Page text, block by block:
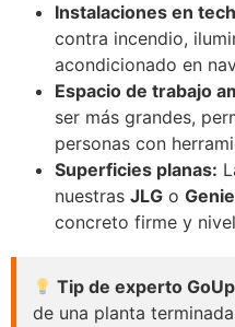
Instalaciones en
contra incendio,
acondicionado en
Espacio de trabajo
ser más grandes,
personas con
Superficies planas:
nuestras JLG o Genie
concreto firme y
Tip de experto
de una planta